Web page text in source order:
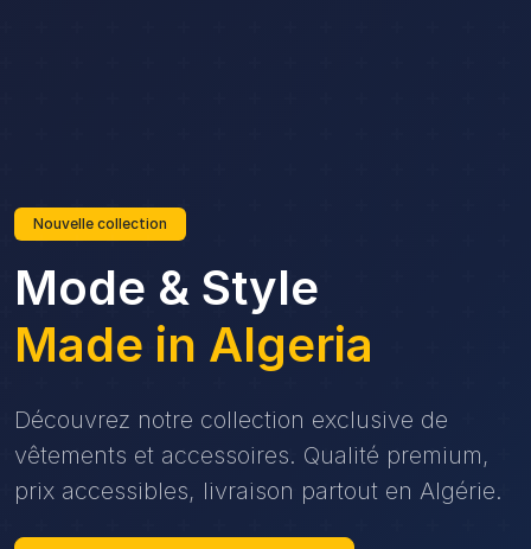
Nouvelle collection
Mode & Style
Made in Algeria
Découvrez notre collection exclusive de
vêtements et accessoires. Qualité premium,
prix accessibles, livraison partout en Algérie.